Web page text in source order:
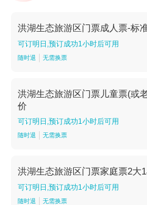
洪湖生态旅游区门票成人票-标
可订明日,预订成功1小时后可用
随时退 无需换票
洪湖生态旅游区门票儿童票(或
价
可订明日,预订成功1小时后可用
随时退 无需换票
洪湖生态旅游区门票家庭票2大
可订明日,预订成功1小时后可用
随时退 无需换票